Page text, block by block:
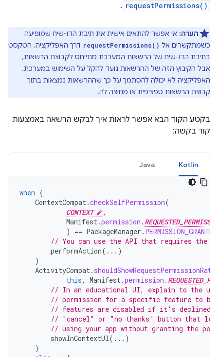
requestPermissions()
.
הערה: אי אפשר להתאים אישית את תיבת הדו-שיח שמופיעה
כשמתקשרים אל requestPermissions() דרך האפליקציה. הטקסט
בתיבת הדו-שיח של הרשאות המערכת מתייחס לקבוצת הרשאות,
אבל הקיבוץ הזה של ההרשאות נועד להקל על השימוש במערכת.
האפליקציה לא יכולה להסתמך על כך שההרשאות נמצאות בתוך
קבוצת הרשאות ספציפית או מחוצה לה.
בקטע הקוד הבא אפשר לראות איך לבקש הרשאה באמצעות
קוד בקשה:
Kotlin
Java
when {
ContextCompat.checkSelfPermission(
CONTEXT
,
Manifest.permission .
)
== PackageManager . PERMISSION_GRANTED
// You can use the API that requires the
performAction(...)
}
ActivityCompat.
this, Manifest.permission .
// In an educational UI, explain to the
// permission for a specific feature to
// features are disabled if it's
// "cancel" or "no thanks" button that
// using your app without granting the
showInContextUI(...)
}